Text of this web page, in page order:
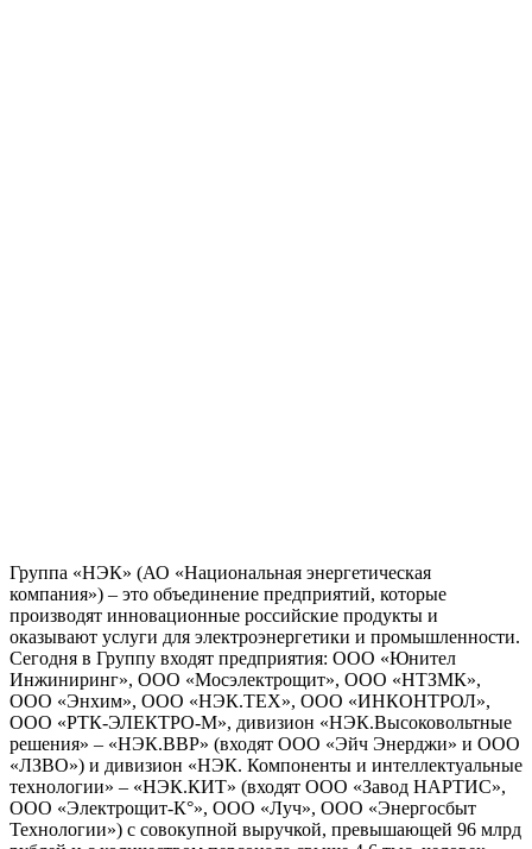
Группа «НЭК» (АО «Национальная энергетическая
компания») – это объединение предприятий, которые
производят инновационные российские продукты и
оказывают услуги для электроэнергетики и промышленности.
Сегодня в Группу входят предприятия: ООО «Юнител
Инжиниринг», ООО «Мосэлектрощит», ООО «НТЗМК»,
ООО «Энхим», ООО «НЭК.ТЕХ», ООО «ИНКОНТРОЛ»,
ООО «РТК-ЭЛЕКТРО-М», дивизион «НЭК.Высоковольтные
решения» – «НЭК.ВВР» (входят ООО «Эйч Энерджи» и ООО
«ЛЗВО») и дивизион «НЭК. Компоненты и интеллектуальные
технологии» – «НЭК.КИТ» (входят ООО «Завод НАРТИС»,
ООО «Электрощит-К°», ООО «Луч», ООО «Энергосбыт
Технологии») с совокупной выручкой, превышающей 96 млрд